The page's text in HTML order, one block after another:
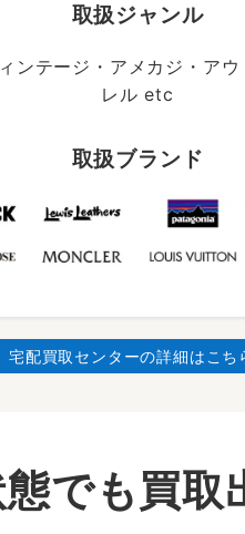
取扱ジャンル
ンテージ・アメカジ・ア
レル etc
取扱ブランド
宅配買取センターの詳細はこち
でも買取